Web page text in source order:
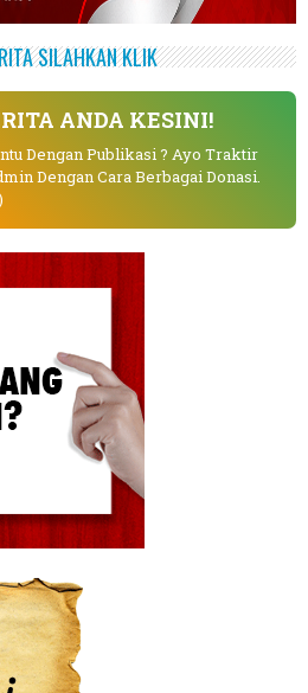
SILAHKAN KLIK
ANDA KESINI!
Dengan Publikasi ? Ayo Traktir
Dengan Cara Berbagai Donasi.